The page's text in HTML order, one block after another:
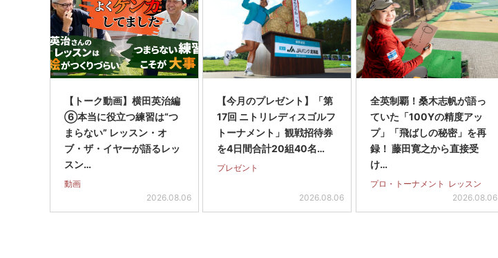
【トーク動画】横田英治編
⑥本当に役立つ練習は“つ
まらない” レッスン・オ
ブ・ザ・イヤーが語るレッ
スン…
動画
2026.08.06
【今月のプレゼント】「第
17回 ニトリレディスゴルフ
トーナメント」観戦招待券
を4日間合計20組40名…
プレゼント
2026.08.06
全英制覇！桑木志帆が語っ
ていた「100Yの精度アッ
プ」「飛ばしの秘密」を再
録！ 藤田寛之から直接受
け…
プロ・トーナメント レッスン
2026.08.06